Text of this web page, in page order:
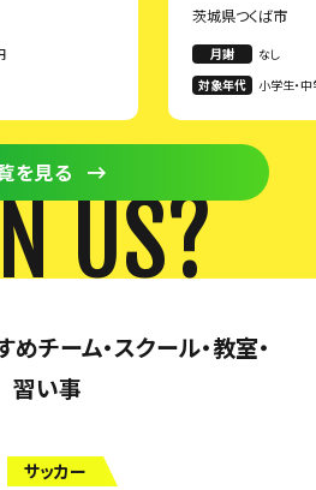
茨城県つくば市
月謝
なし
対象年代
小学生・
を見る
US?
チーム・スクール・教室・
習い事
サッカー